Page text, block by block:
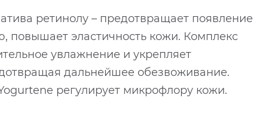
ретинолу – предотвращает появление
повышает эластичность кожи. Комплекс
увлажнение и укрепляет
дальнейшее обезвоживание.
регулирует микрофлору кожи.